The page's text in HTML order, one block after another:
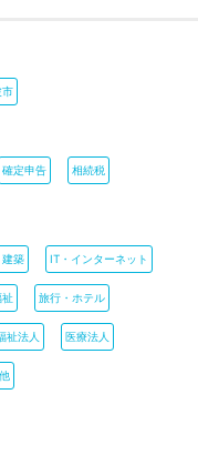
市
確定申告 相続税
建築 IT・インターネット
祉 旅行・ホテル
祉法人 医療法人